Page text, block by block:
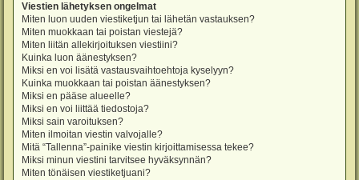
Viestien lähetyksen ongelmat
Miten luon uuden viestiketjun tai lähetän vastauksen?
Miten muokkaan tai poistan viestejä?
Miten liitän allekirjoituksen viestiini?
Kuinka luon äänestyksen?
Miksi en voi lisätä vastausvaihtoehtoja kyselyyn?
Kuinka muokkaan tai poistan äänestyksen?
Miksi en pääse alueelle?
Miksi en voi liittää tiedostoja?
Miksi sain varoituksen?
Miten ilmoitan viestin valvojalle?
Mitä “Tallenna”-painike viestin kirjoittamisessa tekee?
Miksi minun viestini tarvitsee hyväksynnän?
Miten tönäisen viestiketjuani?